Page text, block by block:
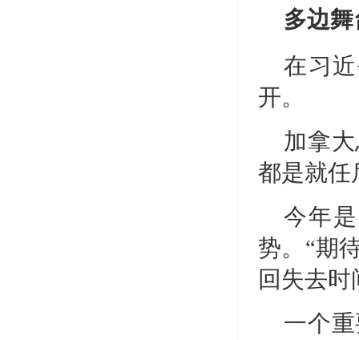
多边
在习
开。
加拿
都是就任
今年
势。“期
回失去
一个